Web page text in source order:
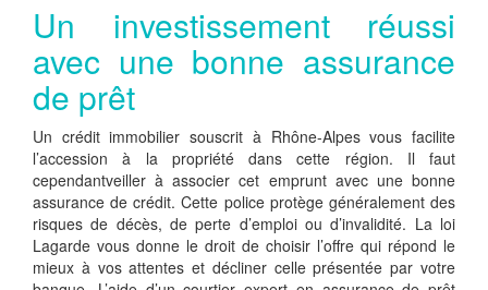
Un investissement réussi
avec une bonne assurance
de prêt
Un crédit immobilier souscrit à Rhône-Alpes vous facilite
l’accession à la propriété dans cette région. Il faut
cependantveiller à associer cet emprunt avec une bonne
assurance de crédit. Cette police protège généralement des
risques de décès, de perte d’emploi ou d’invalidité. La loi
Lagarde vous donne le droit de choisir l’offre qui répond le
mieux à vos attentes et décliner celle présentée par votre